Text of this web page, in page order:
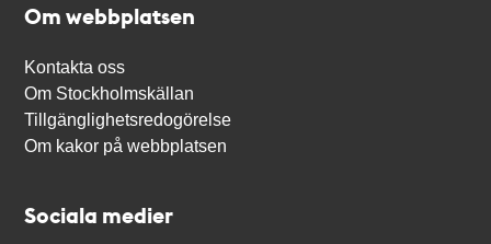
Om webbplatsen
Kontakta oss
Om Stockholmskällan
Tillgänglighetsredogörelse
Om kakor på webbplatsen
Sociala medier